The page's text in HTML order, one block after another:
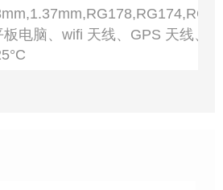
板电脑、wifi 天线、GPS 天线、